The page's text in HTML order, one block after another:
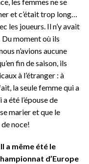
et c’était trop long…
les joueurs. Il n’y avait
moment où ils
n’avions aucune
fin de saison, ils
à l’étranger : à
la seule femme qui a
été l’épouse de
marier et que le
noce!
a même été le
d’Europe